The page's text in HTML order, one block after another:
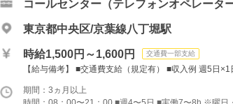
コールセンター（テレフォンオペレーター
東京都中央区/京葉線八丁堀駅
時給1,500円～1,600円 交通費一部支給
【給与備考】 ■交通費支給（規定有） ■収入例 週5日
期間：3ヵ月以上